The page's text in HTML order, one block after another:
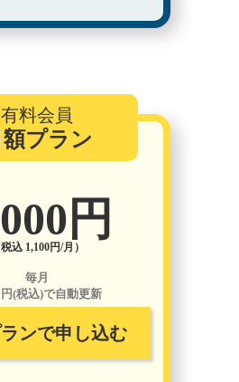
有料会員
額プラン
円
税込 1,100円/月）
毎月
(税込)で自動更新
ンで申し込む